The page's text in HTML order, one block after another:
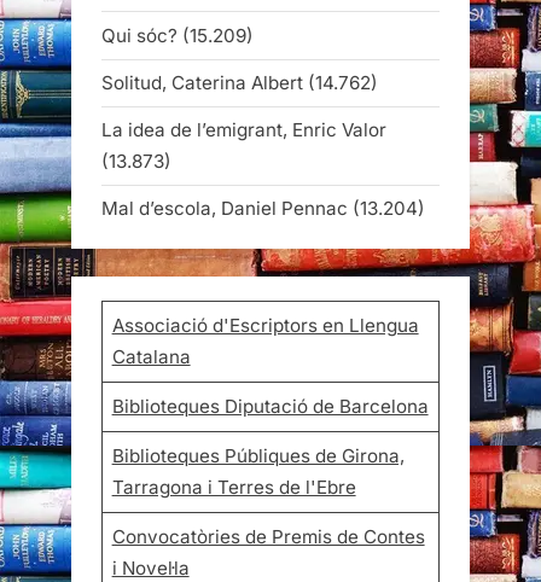
Qui sóc? (15.209)
Solitud, Caterina Albert (14.762)
La idea de l’emigrant, Enric Valor
(13.873)
Mal d’escola, Daniel Pennac (13.204)
Associació d'Escriptors en Llengua
Catalana
Biblioteques Diputació de Barcelona
Biblioteques Públiques de Girona,
Tarragona i Terres de l'Ebre
Convocatòries de Premis de Contes
i Novel·la